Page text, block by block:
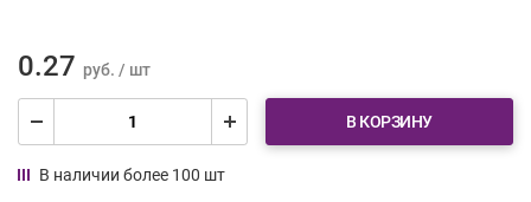
0.27 руб. / шт
В КОРЗИНУ
В наличии более 100 шт